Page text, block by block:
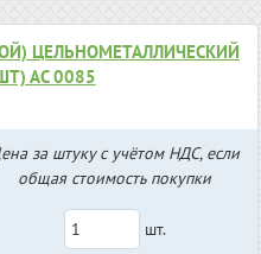
ЦЕЛЬНОМЕТАЛЛИЧЕСКИЙ
АС 0085
за штуку с учётом НДС, если
общая стоимость покупки
шт.